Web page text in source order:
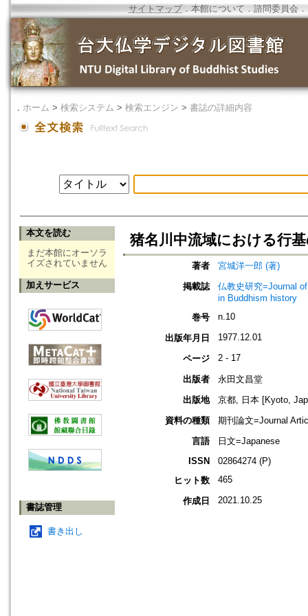
サイトマップ．本館について ． 諮問委員会 ．
． ホーム > 検索システム > 検索エンジン > 書誌の詳細内容
本文を読む
まだ本館にオーソラ
イズされていません
加えサービス
書誌管理
書き出し
猪名川中流域における行
著者
宮城洋一郎 (著)
掲載誌
仏教史研究=Journal
in Buddhism history
巻号
n.10
出版年月日 1977.12.01
ページ 2 - 17
出版者
永田文昌堂
出版地
京都, 日本 [Kyoto,
資料の種類
期刊論文=Journal
言語
日文=Japanese
ISSN
02864274 (P)
ヒット数
465
作成日 2021.10.25